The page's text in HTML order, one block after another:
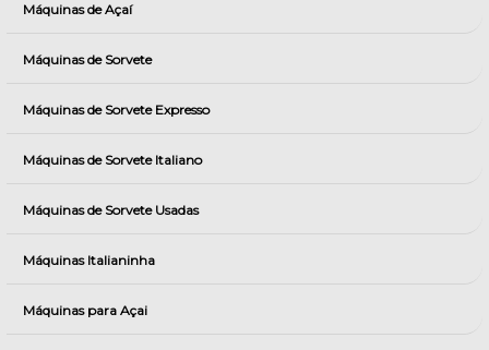
Máquinas de Açaí
Máquinas de Sorvete
Máquinas de Sorvete Expresso
Máquinas de Sorvete Italiano
Máquinas de Sorvete Usadas
Máquinas Italianinha
Máquinas para Açai